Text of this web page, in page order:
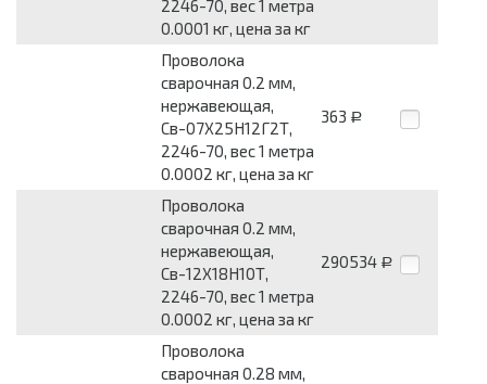
2246-70, вес 1 метра
0.0001 кг, цена за кг
Проволока
сварочная 0.2 мм,
нержавеющая,
Св-07Х25Н12Г2Т,
2246-70, вес 1 метра
0.0002 кг, цена за кг
363 Р
Проволока
сварочная 0.2 мм,
нержавеющая,
Св-12Х18Н10Т,
2246-70, вес 1 метра
0.0002 кг, цена за кг
290534 Р
Проволока
сварочная 0.28 мм,